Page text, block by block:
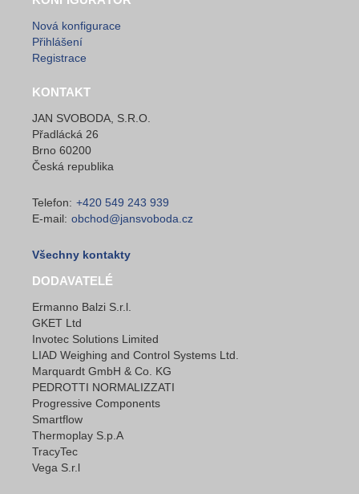
Nová konfigurace
Přihlášení
Registrace
KONTAKT
JAN SVOBODA, S.R.O.
Přadlácká 26
Brno 60200
Česká republika
Telefon: +420 549 243 939
E-mail: obchod@jansvoboda.cz
Všechny kontakty
DODAVATELÉ
Ermanno Balzi S.r.l.
GKET Ltd
Invotec Solutions Limited
LIAD Weighing and Control Systems Ltd.
Marquardt GmbH & Co. KG
PEDROTTI NORMALIZZATI
Progressive Components
Smartflow
Thermoplay S.p.A
TracyTec
Vega S.r.l